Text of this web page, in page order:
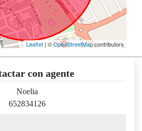
Leaflet | ©OpenStreetMapcontributors
con agente
Noelia
652834126